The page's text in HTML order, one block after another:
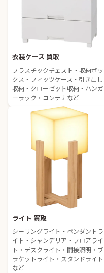
衣装ケース 買取
プラスチックチェスト・収納ボッ
クス・フィッツケース・引き出し
収納・クローゼット収納・ハンガ
ーラック・コンテナなど
ライト 買取
シーリングライト・ペンダントラ
イト・シャンデリア・フロアライ
ト・デスクライト・間接照明・ブ
ラケットライト・スタンドライト
など